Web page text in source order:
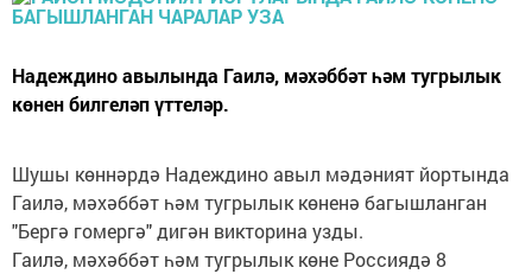
Надеждино авылында Гаилә, мәхәббәт һәм тугрылык
көнен билгеләп үттеләр.
Шушы көннәрдә Надеждино авыл мәдәният йортында
Гаилә, мәхәббәт һәм тугрылык көненә багышланган
"Бергә гомергә" дигән викторина узды.
Гаилә, мәхәббәт һәм тугрылык көне Россиядә 8